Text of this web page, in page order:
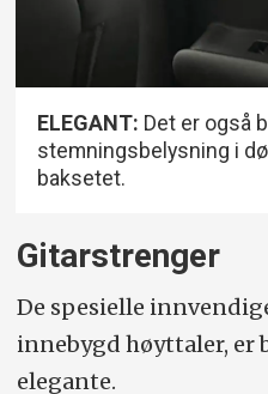
ELEGANT: Det er også
stemningsbelysning i
baksetet.
Gitarstrenger
De spesielle
innebygd høyttaler, er
elegante.